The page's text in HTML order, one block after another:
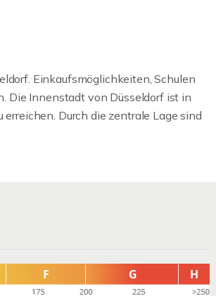
Einkaufsmöglichkeiten, Schulen
Die Innenstadt von Düsseldorf ist in
Durch die zentrale Lage sind